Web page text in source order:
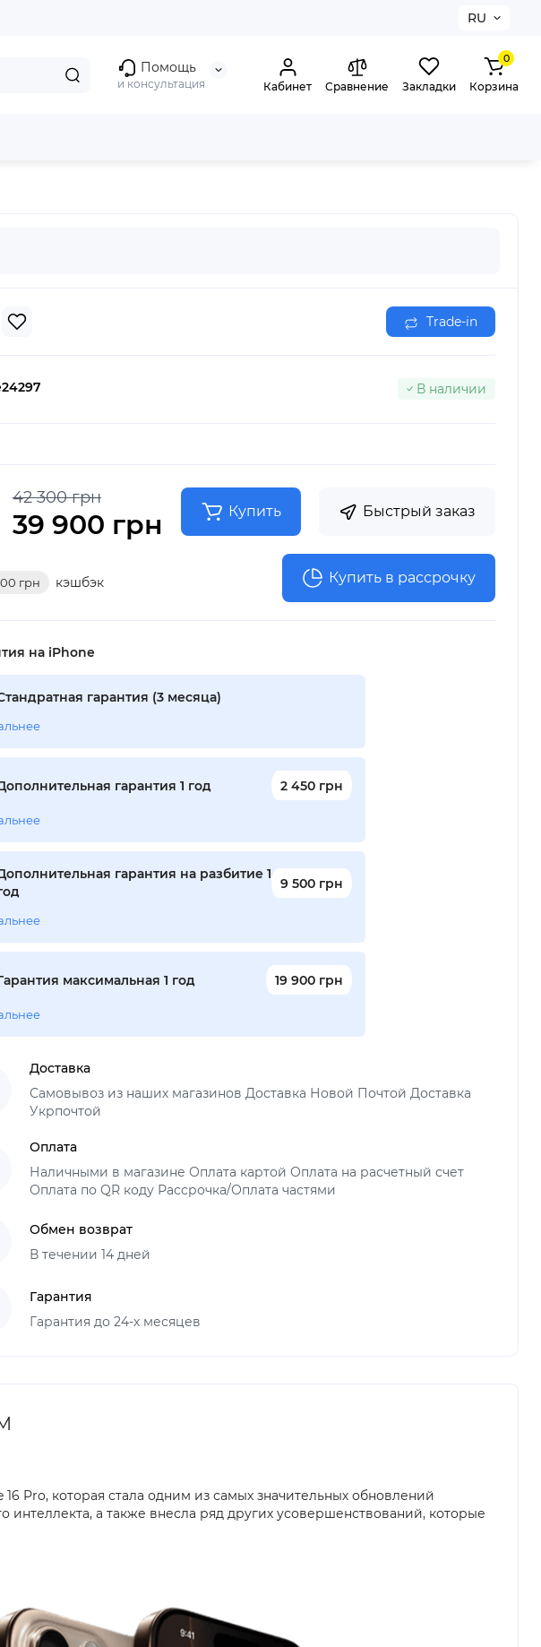
RU
Помощь
и консультация Кабинет Сравнение Закладки
0
Корзина
Trade-in
В наличии
42 300 грн
39 900 грн Купить Быстрый заказ
грн кэшбэк Купить в рассрочку
на iPhone
гарантия (3 месяца)
гарантия 1 год 2 450 грн
гарантия на разбитие 1
9 500 грн
максимальная 1 год 19 900 грн
Доставка
Самовывоз из наших магазинов Доставка Новой Почтой Доставка
Укрпочтой
Оплата
Наличными в магазине Оплата картой Оплата на расчетный счет
Оплата по QR коду Рассрочка/Оплата частями
Обмен возврат
В течении 14 дней
Гарантия
Гарантия до 24-х месяцев
Pro, которая стала одним из самых значительных обновлений
интеллекта, а также внесла ряд других усовершенствований, которые